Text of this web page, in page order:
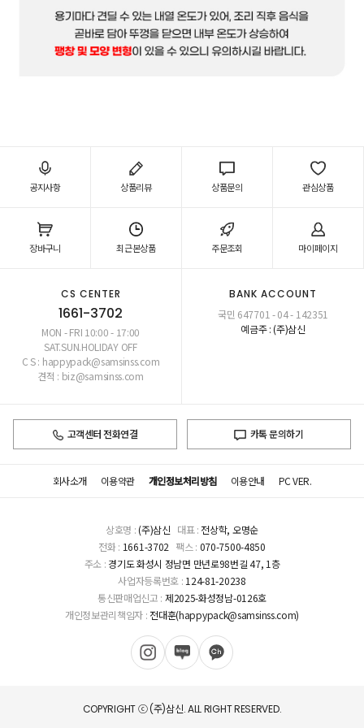
공지사항 상품리뷰 상품문의 관심상품
장바구니 최근본상품 주문조회 마이페이지
CS CENTER
1661-3702
MON - FRI 10:00 - 17:00
SAT.SUN.HOLIDAY OFF
C S : happypack@samsinss.com
견적 : biz@samsinss.com
BANK ACCOUNT
국민 647701 - 04 - 142351
예금주 : (주)삼신
고객센터 전화연결 카톡 문의하기
회사소개 이용약관 개인정보처리방침 이용안내 PC VER.
상호명 :(주)삼신 대표 : 전상학, 오명순
전화 : 1661-3702 팩스 : 070-7500-4850
주소 : 경기도 화성시 정남면 만년로98번길 47, 1층
사업자등록번호 : 124-81-20238
통신판매업신고 : 제2025-화성정남-0126호
개인정보관리책임자 : 전대훈(happypack@samsinss.com)
COPYRIGHT ⓒ (주)삼신. ALL RIGHT RESERVED.